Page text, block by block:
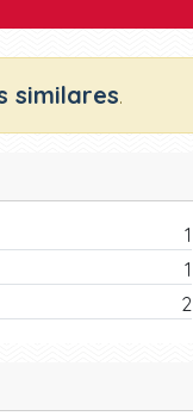
similares.
1
1
2